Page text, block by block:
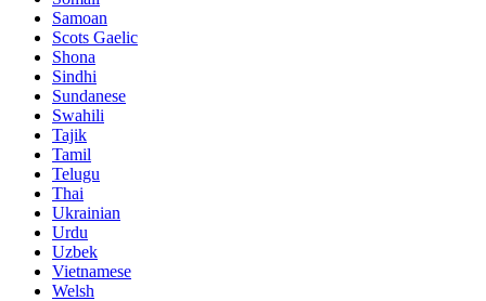
Samoan
Scots Gaelic
Shona
Sindhi
Sundanese
Swahili
Tajik
Tamil
Telugu
Thai
Ukrainian
Urdu
Uzbek
Vietnamese
Welsh